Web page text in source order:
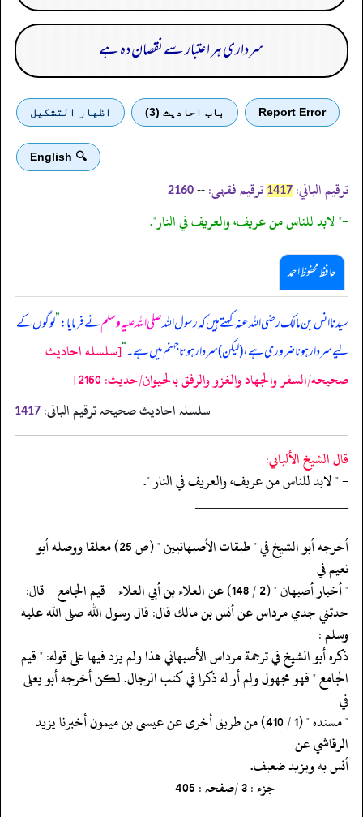
سرداری ہر اعتبار سے نقصان دہ ہے
Report Error باب احادیث (3) اظهار التشكيل
🔍 English
ترقیم الباني: 1417 ترقیم فقہی: --
2160
-" لابد للناس من عريف، والعريف في النار".
حافظ محفوظ احمد
سیدنا انس بن مالک رضی اللہ عنہ کہتے ہیں کہ رسول اللہصلی اللہ علیہ وسلمنے فرمایا:”لوگوں کے
لیے سردار ہونا ضروری ہے، (لیکن) سردار ہوتا جہنم میں ہے۔“[سلسله احاديث
صحيحه/السفر والجهاد والغزو والرفق بالحيوان/حدیث: 2160]
سلسلہ احادیث صحیحہ ترقیم البانی: 1417
قال الشيخ الألباني:
- " لابد للناس من عريف، والعريف في النار ".
‏‏‏‏_____________________
‏‏‏‏أخرجه أبو الشيخ في " طبقات الأصبهانيين " (ص 25) معلقا ووصله أبو
نعيم في
‏‏‏‏" أخبار أصبهان " (2 / 148) عن العلاء بن أبي العلاء - قيم الجامع - قال:
‏‏‏‏حدثني جدي مرداس عن أنس بن مالك قال: قال رسول الله صلى الله عليه
وسلم :
‏‏‏‏ذكره أبو الشيخ في ترجمة مرداس الأصبهاني هذا ولم يزد فيها على قوله: " قيم
‏‏‏‏الجامع " فهو مجهول ولم أر له ذكرا في كتب الرجال. لكن أخرجه أبو يعلى
في
‏‏‏‏" مسنده " (1 / 410) من طريق أخرى عن عيسى بن ميمون أخبرنا يزيد
الرقاشي عن
‏‏‏‏أنس به ويزيد ضعيف.
‏‏‏‏__________جزء : 3 /صفحہ : 405__________